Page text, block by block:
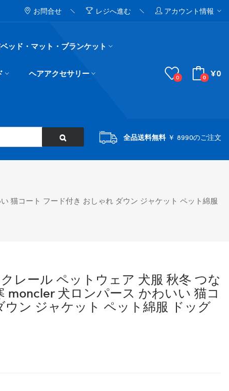
お問合せ レジへ進む アカウント情報
ッド・マット・ブランケット
ヘアアクセサリー 0 0 ¥0
全品送料無料￥ 8990のご注文
猫コート フード付き おしゃれ ダウン ジャケット ペット綿服
レール ペットウェア 犬服 秋冬 つな
moncler 犬ロンパース かわいい 猫コ
ン ジャケット ペット綿服 ドッグ